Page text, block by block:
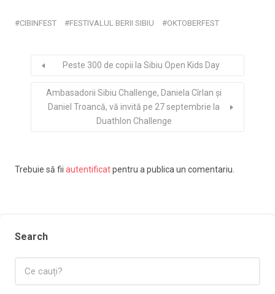
CIBINFEST FESTIVALUL BERII SIBIU OKTOBERFEST
Peste 300 de copii la Sibiu Open Kids Day
Ambasadorii Sibiu Challenge, Daniela Cîrlan şi
Daniel Troancă, vă invită pe 27 septembrie la
Duathlon Challenge
Trebuie să fii autentificatpentru a publica un comentariu.
Search